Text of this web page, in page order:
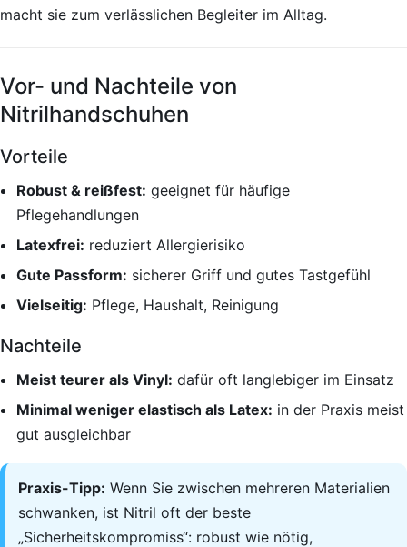
macht sie zum verlässlichen Begleiter im Alltag.
Vor- und Nachteile von
Nitrilhandschuhen
Vorteile
Robust & reißfest: geeignet für häufige
Pflegehandlungen
Latexfrei: reduziert Allergierisiko
Gute Passform: sicherer Griff und gutes Tastgefühl
Vielseitig: Pflege, Haushalt, Reinigung
Nachteile
Meist teurer als Vinyl: dafür oft langlebiger im Einsatz
Minimal weniger elastisch als Latex: in der Praxis meist
gut ausgleichbar
Praxis-Tipp: Wenn Sie zwischen mehreren Materialien
schwanken, ist Nitril oft der beste
„Sicherheitskompromiss“: robust wie nötig,